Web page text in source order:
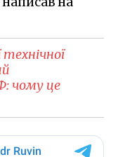
технічної
чому це